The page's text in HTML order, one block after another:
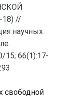
//
научных
15; 66(1):17-
свободной